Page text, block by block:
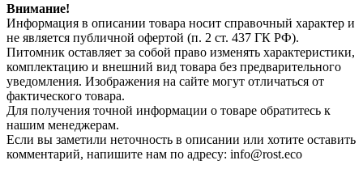
Внимание!
Информация в описании товара носит справочный характер и
не является публичной офертой (п. 2 ст. 437 ГК РФ).
Питомник оставляет за собой право изменять характеристики,
комплектацию и внешний вид товара без предварительного
уведомления. Изображения на сайте могут отличаться от
фактического товара.
Для получения точной информации о товаре обратитесь к
нашим менеджерам.
Если вы заметили неточность в описании или хотите оставить
комментарий, напишите нам по адресу: info@rost.eco